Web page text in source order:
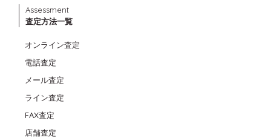
Assessment
査定方法一覧
オンライン査定
電話査定
メール査定
ライン査定
FAX査定
店舗査定